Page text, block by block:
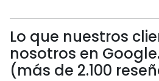
Lo que nuestros
nosotros en Google.
(más de 2.100